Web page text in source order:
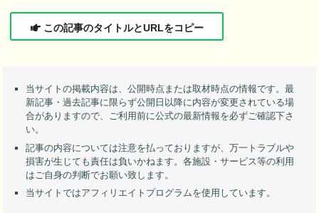
この記事のタイトルとURLをコピー
当サイトの掲載内容は、公開時点または取材時点の情報です。最
新記事・過去記事に限らず公開日以降に内容が変更されている場
合がありますので、ご利用前に公式の最新情報を必ずご確認下さ
い。
記事の内容については注意を払っておりますが、万一トラブルや
損害が生じても責任は負いかねます。各施設・サービス等の利用
はご自身の判断でお願い致します。
当サイトではアフィリエイトプログラムを使用しています。